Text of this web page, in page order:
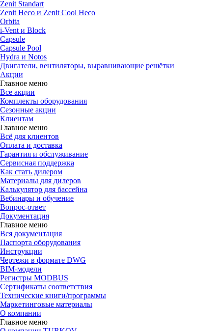
Zenit Standart
Zenit Heco и Zenit Cool Heco
Orbita
i-Vent и Block
Capsule
Capsule Pool
Hydra и Notos
Двигатели, вентиляторы, выравнивающие решётки
Акции
Главное меню
Все акции
Комплекты оборудования
Сезонные акции
Клиентам
Главное меню
Всё для клиентов
Оплата и доставка
Гарантия и обслуживание
Сервисная поддержка
Как стать дилером
Материалы для дилеров
Калькулятор для бассейна
Вебинары и обучение
Вопрос-ответ
Документация
Главное меню
Вся документация
Паспорта оборудования
Инструкции
Чертежи в формате DWG
BIM-модели
Регистры MODBUS
Сертификаты соответствия
Технические книги/программы
Маркетинговые материалы
О компании
Главное меню